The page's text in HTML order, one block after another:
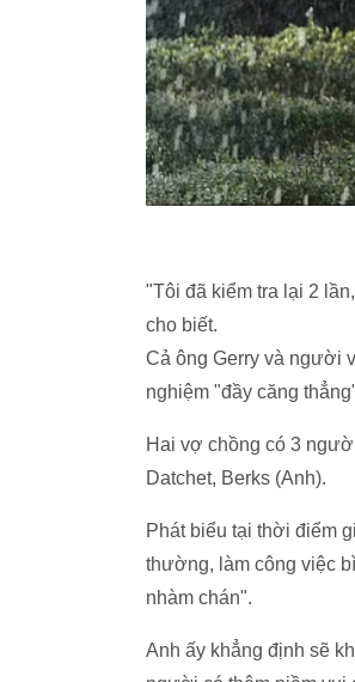
"Tôi đã kiểm tra lại 2
cho biết.
Cả ông Gerry và người
nghiệm "đầy căng
Hai vợ chồng có 3
Datchet, Berks (Anh).
Phát biểu tại thời điểm
thường, làm công việc
nhàm chán".
Anh ấy khẳng định sẽ